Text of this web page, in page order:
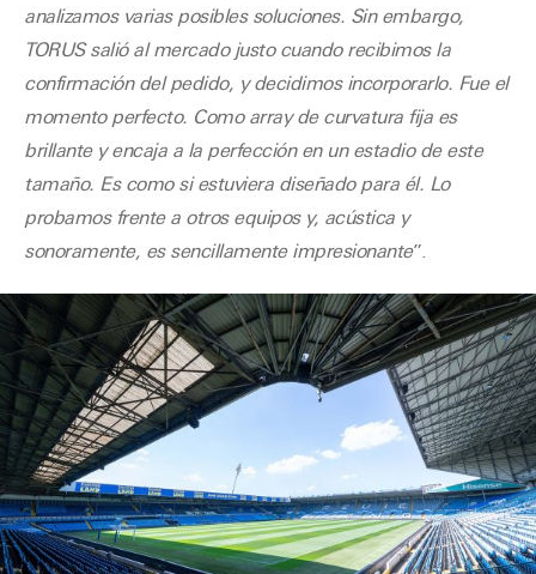
analizamos varias posibles soluciones. Sin embargo,
TORUS salió al mercado justo cuando recibimos la
confirmación del pedido, y decidimos incorporarlo. Fue el
momento perfecto. Como array de curvatura fija es
brillante y encaja a la perfección en un estadio de este
tamaño. Es como si estuviera diseñado para él. Lo
probamos frente a otros equipos y, acústica y
sonoramente, es sencillamente impresionante”.